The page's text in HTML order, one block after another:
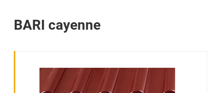
BARI cayenne